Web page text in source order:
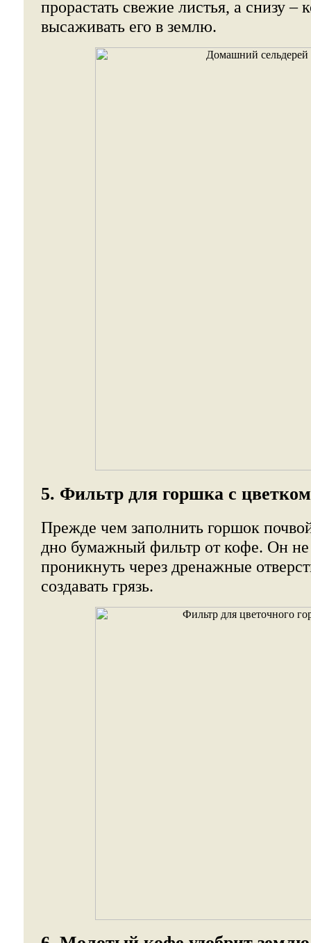
прорастать свежие листья, а снизу –
высаживать его в землю.
5. Фильтр для горшка с цветком
Прежде чем заполнить горшок
дно бумажный фильтр от кофе. Он не
проникнуть через дренажные
создавать грязь.